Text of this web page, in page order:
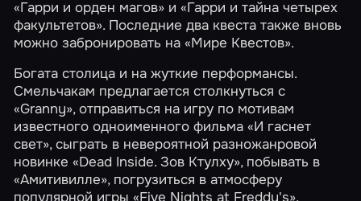
«Гарри и орден магов» и«Гарри и тайна четырех
факультетов». Последние два квеста также вновь
можно забронировать на «Мире Квестов».
Богата столица и на жуткие перформансы.
Смельчакам предлагается столкнуться с
«Granny», отправиться на игру по мотивам
известного одноименного фильма«И гаснет
свет», сыграть в невероятной разножанровой
новинке«Dead Inside. Зов Ктулху», побывать в
«Амитивилле», погрузиться в атмосферу
популярной игры«Five Nights at Freddy's»,